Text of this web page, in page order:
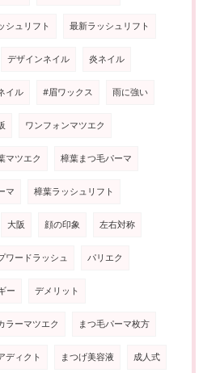
シュリフト 最新ラッシュリフト
デザインネイル 炎ネイル
イル #眉ワックス 雨に強い
ワンフォンマツエク
マツエク 樟葉まつ毛パーマ
マ 樟葉ラッシュリフト
大阪 顔の印象 左右対称
ワードラッシュ パリエク
ー デメリット
ラーマツエク まつ毛パーマ枚方
ディクト まつげ美容液 成人式